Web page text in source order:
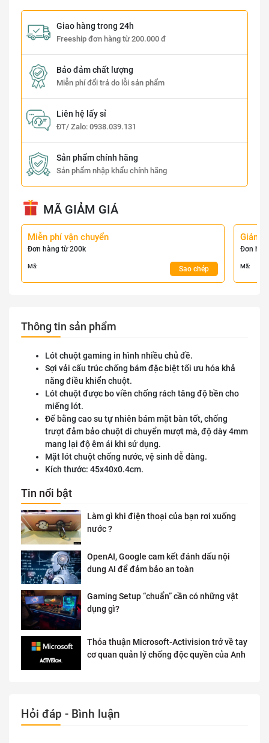
Giao hàng trong 24h
Freeship đơn hàng từ 200.000 đ
Bảo đảm chất lượng
Miễn phí đổi trả do lỗi sản phẩm
Liên hệ lấy sỉ
ĐT/ Zalo: 0938.039.131
Sản phẩm chính hãng
Sản phẩm nhập khẩu chính hãng
MÃ GIẢM GIÁ
Miễn phí vận chuyển
Đơn hàng từ 200k
Mã: Sao chép
Giảm
Đơn
Mã:
Thông tin sản phẩm
Lót chuột gaming in hình nhiều chủ đề.
Sợi vải cấu trúc chống bám đặc biệt tối ưu hóa khả
năng điều khiển chuột.
Lót chuột được bo viền chống rách tăng độ bền cho
miếng lót.
Đế bằng cao su tự nhiên bám mặt bàn tốt, chống
trượt đảm bảo chuột di chuyển mượt mà, độ dày 4mm
mang lại độ êm ái khi sử dụng.
Mặt lót chuột chống nước, vệ sinh dễ dàng.
Kích thước: 45x40x0.4cm.
Tin nổi bật
Làm gì khi điện thoại của bạn rơi xuống
nước ?
OpenAI, Google cam kết đánh dấu nội
dung AI để đảm bảo an toàn
Gaming Setup “chuẩn” cần có những vật
dụng gì?
Thỏa thuận Microsoft-Activision trở về tay
cơ quan quản lý chống độc quyền của Anh
Hỏi đáp - Bình luận